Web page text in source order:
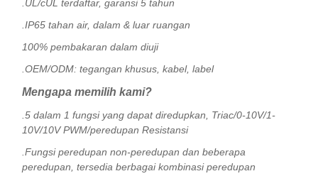
.UL/cUL terdaftar, garansi 5 tahun
.IP65 tahan air, dalam & luar ruangan
100% pembakaran dalam diuji
.OEM/ODM: tegangan khusus, kabel, label
Mengapa memilih kami?
.5 dalam 1 fungsi yang dapat diredupkan, Triac/0-10V/1-
10V/10V PWM/peredupan Resistansi
.Fungsi peredupan non-peredupan dan beberapa
peredupan, tersedia berbagai kombinasi peredupan